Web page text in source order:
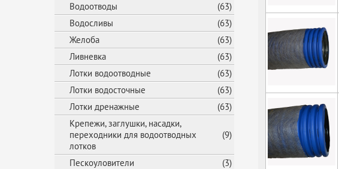
Водоотводы
(63)
Водосливы
(63)
Желоба
(63)
Ливневка
(63)
Лотки водоотводные
(63)
Лотки водосточные
(63)
Лотки дренажные
(63)
Крепежи, заглушки, насадки,
переходники для водоотводных
лотков
(9)
Пескоуловители (3)